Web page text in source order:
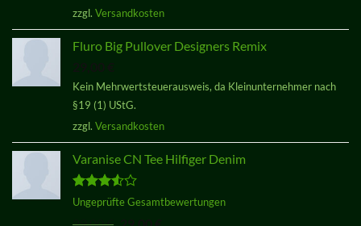
zzgl. Versandkosten
Fluro Big Pullover Designers Remix
Kein Mehrwertsteuerausweis, da Kleinunternehmer nach
§19 (1) UStG.
zzgl. Versandkosten
Varanise CN Tee Hilfiger Denim
Bewertet
Ungeprüfte Gesamtbewertungen
29,00€